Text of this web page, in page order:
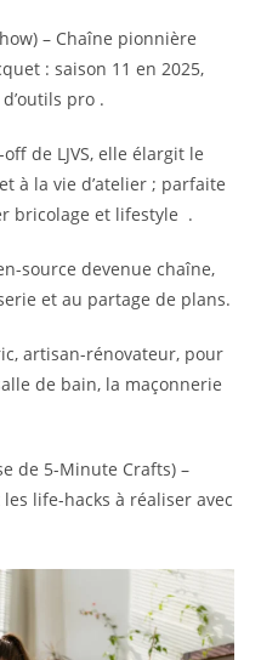
– Chaîne pionnière
: saison 11 en 2025,
pro .
de LJVS, elle élargit le
à la vie d’atelier ; parfaite
bricolage et lifestyle .
source devenue chaîne,
et au partage de plans.
artisan-rénovateur, pour
de bain, la maçonnerie
de 5-Minute Crafts) –
life-hacks à réaliser avec